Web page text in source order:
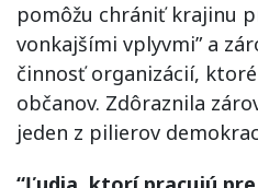
pomôžu chrániť krajinu
vonkajšími vplyvmi” a
činnosť organizácií,
občanov. Zdôraznila
jeden z pilierov